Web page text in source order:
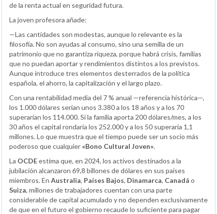
de la renta actual en seguridad futura.
La joven profesora añade:
—Las cantidades son modestas, aunque lo relevante es la
filosofía. No son ayudas al consumo, sino una semilla de un
patrimonio que no garantiza riqueza, porque habrá crisis, familias
que no puedan aportar y rendimientos distintos a los previstos.
Aunque introduce tres elementos desterrados de la política
española, el ahorro, la capitalización y el largo plazo.
Con una rentabilidad media del 7 % anual —referencia histórica—,
los 1.000 dólares serían unos 3.380 a los 18 años y a los 70
superarían los 114.000. Si la familia aporta 200 dólares/mes, a los
30 años el capital rondaría los 252.000 y a los 50 superaría 1,1
millones. Lo que muestra que el tiempo puede ser un socio más
poderoso que cualquier «Bono Cultural Joven».
La OCDEestima que, en 2024, los activos destinados a la
jubilación alcanzaron 69,8 billones de dólares en sus países
miembros. En Australia, Países Bajos, Dinamarca, Canadá o
Suiza, millones de trabajadores cuentan con una parte
considerable de capital acumulado y no dependen exclusivamente
de que en el futuro el gobierno recaude lo suficiente para pagar